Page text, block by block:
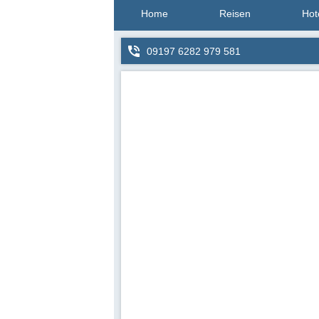
Home Reisen
09197 6282 979 581